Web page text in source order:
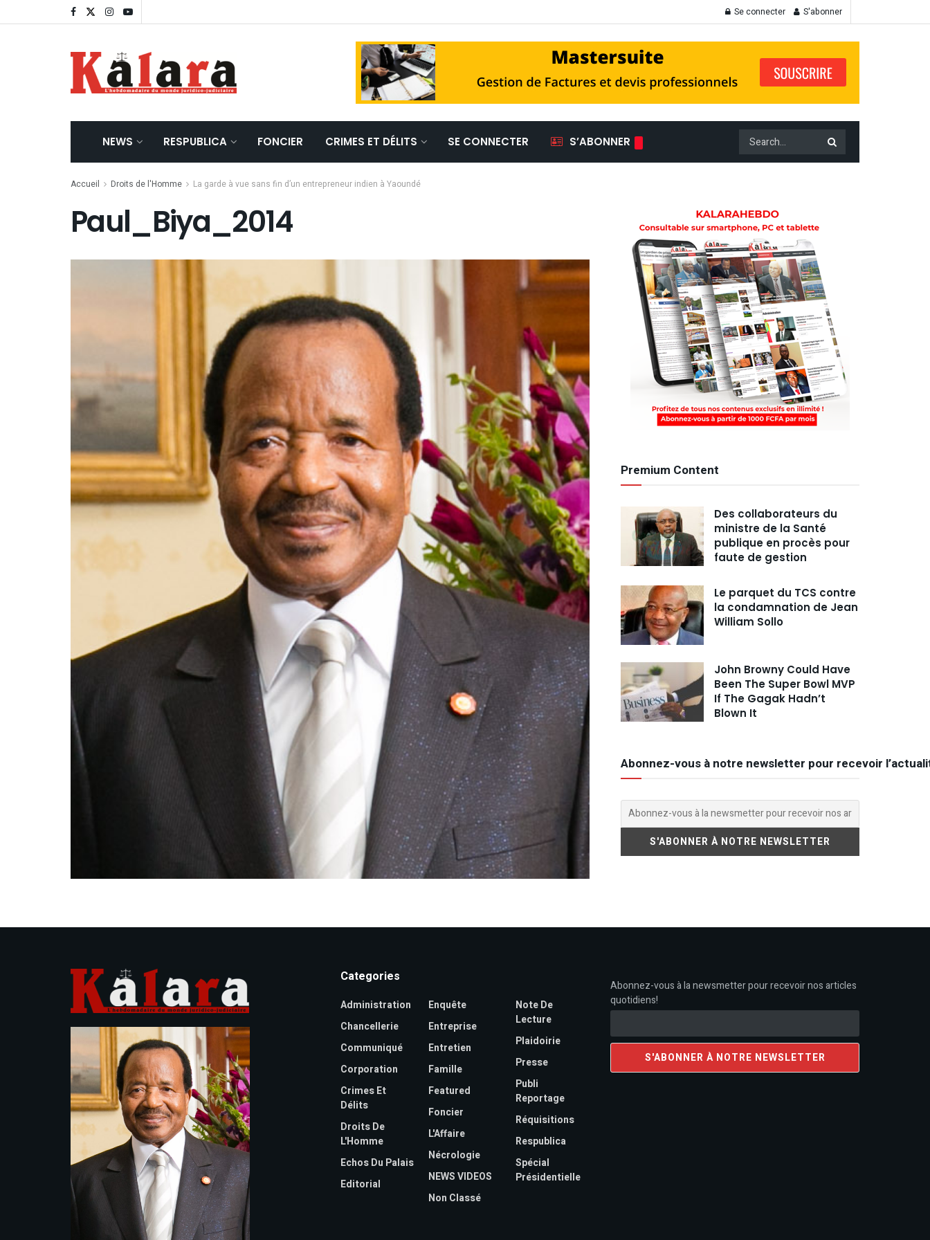
Se connecter S'abonner
NEWS RESPUBLICA FONCIER CRIMES ET DÉLITS SE CONNECTER S’ABONNER
Accueil Droits de l'Homme La garde à vue sans fin d’un entrepreneur indien à Yaoundé
Paul_Biya_2014
Premium Content
Des collaborateurs du
ministre de la Santé
publique en procès pour
faute de gestion
Le parquet du TCS contre
la condamnation de Jean
William Sollo
John Browny Could Have
Been The Super Bowl MVP
If The Gagak Hadn’t
Blown It
Abonnez-vous à notre newsletter pour recevoir
Categories
Administration
Chancellerie
Communiqué
Corporation
Crimes Et
Délits
Droits De
L'Homme
Echos Du Palais
Editorial
Enquête
Entreprise
Entretien
Famille
Featured
Foncier
L'Affaire
Nécrologie
NEWS VIDEOS
Non Classé
Note De
Lecture
Plaidoirie
Presse
Publi
Reportage
Réquisitions
Respublica
Spécial
Présidentielle
Abonnez-vous à la newsmetter pour recevoir nos articles
quotidiens!